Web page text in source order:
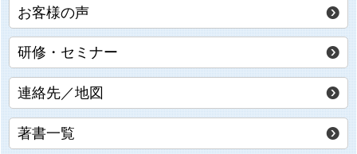
お客様の声
研修・セミナー
連絡先／地図
著書一覧